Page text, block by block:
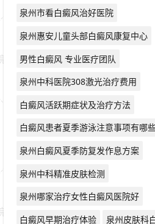
泉州市看白癜风治好医院
泉州惠安儿童头部白癜风康复中心
男性白癜风 专业医疗团队
泉州中科医院308激光治疗费用
白癜风活跃期症状及治疗方法
白癜风患者夏季游泳注意事项有哪
泉州白癜风夏季防复发作息方案
泉州中科精准皮肤检测
泉州哪家治疗女性白癜风医院好
白癜风早期治疗体验
泉州皮肤科